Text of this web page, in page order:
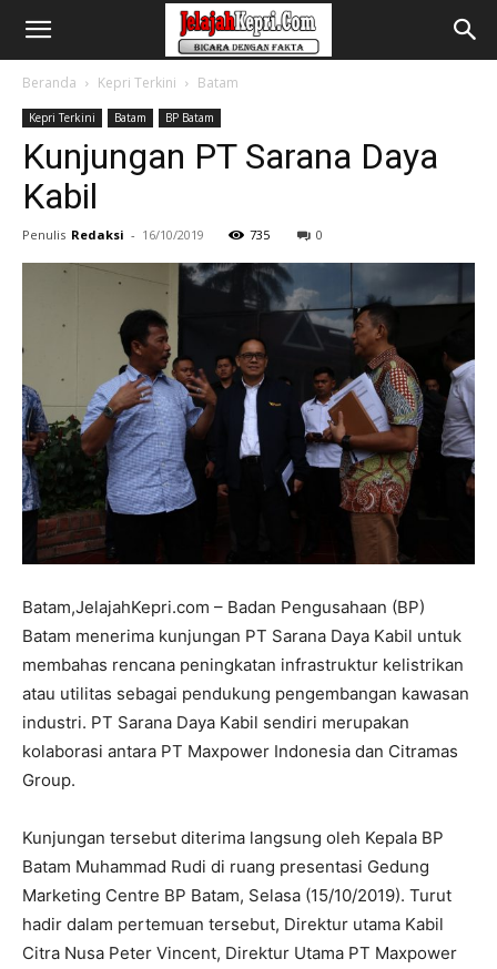
Beranda Kepri Terkini Batam
Kepri Terkini Batam BP Batam
Kunjungan PT Sarana Daya
Kabil
Penulis Redaksi - 16/10/2019 735 0
Batam,JelajahKepri.com – Badan Pengusahaan (BP)
Batam menerima kunjungan PT Sarana Daya Kabil untuk
membahas rencana peningkatan infrastruktur kelistrikan
atau utilitas sebagai pendukung pengembangan kawasan
industri. PT Sarana Daya Kabil sendiri merupakan
kolaborasi antara PT Maxpower Indonesia dan Citramas
Group.
Kunjungan tersebut diterima langsung oleh Kepala BP
Batam Muhammad Rudi di ruang presentasi Gedung
Marketing Centre BP Batam, Selasa (15/10/2019). Turut
hadir dalam pertemuan tersebut, Direktur utama Kabil
Citra Nusa Peter Vincent, Direktur Utama PT Maxpower